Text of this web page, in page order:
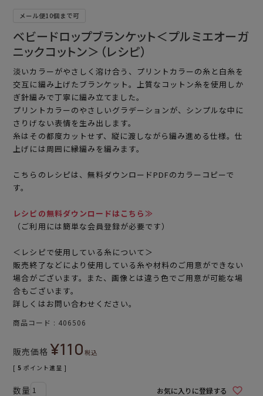
メール便10個まで可
ベビードロップブランケット＜プルミエオーガ
ニックコットン＞（レシピ）
淡いカラーがやさしく溶け合う、プリントカラーの糸と白糸を
交互に編み上げたブランケット。上質なコットン糸を使用しか
ぎ針編みで丁寧に編み立てました。
プリントカラーのやさしいグラデーションが、シンプルな中に
さりげない表情を生み出します。
糸はその都度カットせず、縦に渡しながら編み進める仕様。仕
上げには周囲に縁編みを編みます。
こちらのレシピは、無料ダウンロードPDFのカラーコピーで
す。
レシピの無料ダウンロードはこちら≫
（ご利用には簡単な会員登録が必要です）
＜レシピで使用している糸について＞
販売終了などにより使用している糸や材料のご用意ができない
場合がございます。また、画像とは違う色でご用意が可能な場
合もございます。
詳しくはお問い合わせください。
商品コード 406506
販売価格 ¥110税込
[ 5 ポイント進呈 ]
お気に入りに登録する